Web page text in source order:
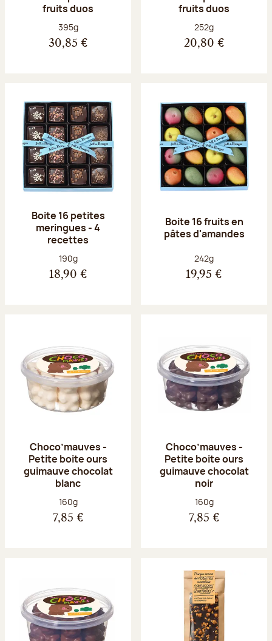
fruits duos
Poids net :
395g
30,85 €
fruits duos
Poids net :
252g
20,80 €
Boite 16 petites
meringues - 4
recettes
Poids net :
190g
18,90 €
Boite 16 fruits en
pâtes d'amandes
Poids net :
242g
19,95 €
Choco’mauves -
Petite boite ours
guimauve chocolat
blanc
Poids net :
160g
7,85 €
Choco’mauves -
Petite boite ours
guimauve chocolat
noir
Poids net :
160g
7,85 €